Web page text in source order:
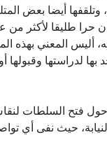
أيضا بعض
طليقا لأكثر من
المعني بهذه
لدراستها وقبولها
حول فتح السلطات
حيث نفى أي